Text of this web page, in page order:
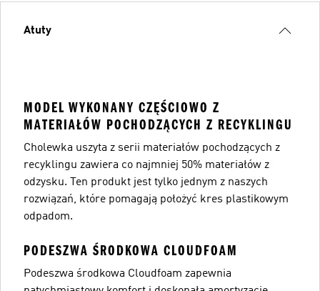
Atuty
MODEL WYKONANY CZĘŚCIOWO Z
MATERIAŁÓW POCHODZĄCYCH Z RECYKLINGU
Cholewka uszyta z serii materiałów pochodzących z
recyklingu zawiera co najmniej 50% materiałów z
odzysku. Ten produkt jest tylko jednym z naszych
rozwiązań, które pomagają położyć kres plastikowym
odpadom.
PODESZWA ŚRODKOWA CLOUDFOAM
Podeszwa środkowa Cloudfoam zapewnia